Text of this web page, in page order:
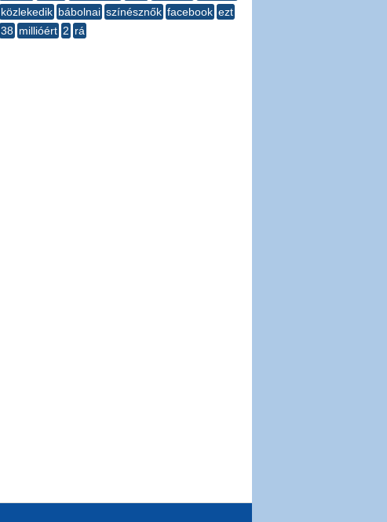
közlekedik bábolnai színésznők facebook ezt
38 millióért 2 rá